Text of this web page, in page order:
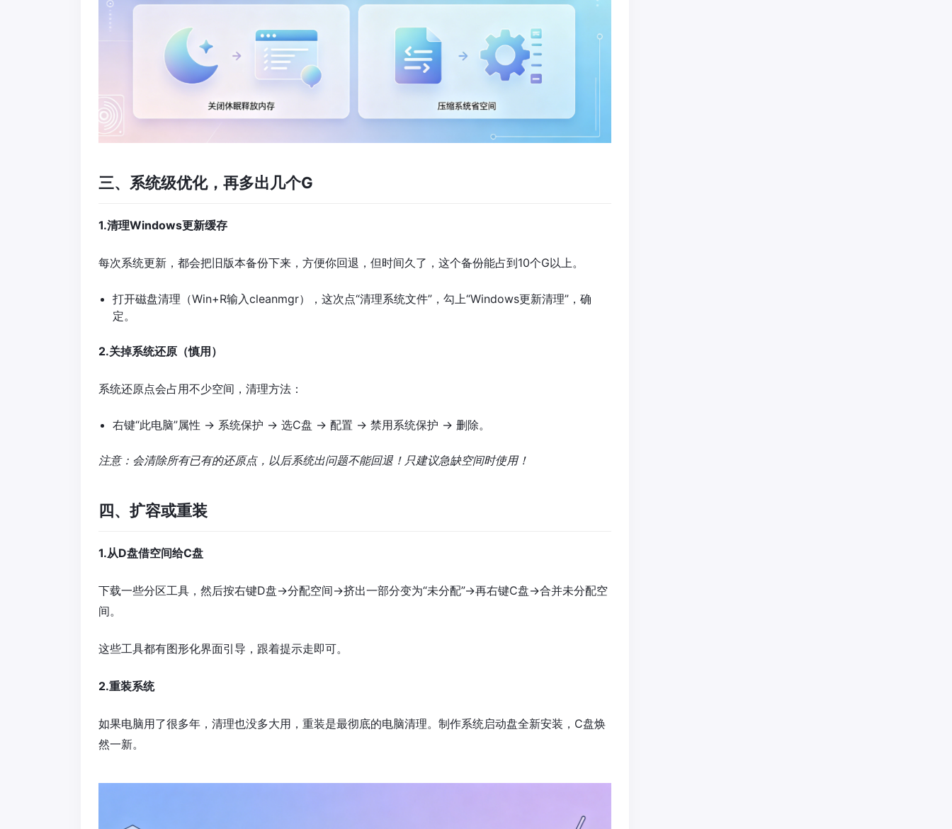
三、系统级优化，再多出几个G
1.清理Windows更新缓存
每次系统更新，都会把旧版本备份下来，方便你回退，但时间久了，这个备份能占到10个G以上。
打开磁盘清理（Win+R输入cleanmgr），这次点“清理系统文件”，勾上“Windows更新清理”，确
定。
2.关掉系统还原（慎用）
系统还原点会占用不少空间，清理方法：
右键“此电脑”属性 → 系统保护 → 选C盘 → 配置 → 禁用系统保护 → 删除。
注意：会清除所有已有的还原点，以后系统出问题不能回退！只建议急缺空间时使用！
四、扩容或重装
1.从D盘借空间给C盘
下载一些分区工具，然后按右键D盘→分配空间→挤出一部分变为“未分配”→再右键C盘→合并未分配空
间。
这些工具都有图形化界面引导，跟着提示走即可。
2.重装系统
如果电脑用了很多年，清理也没多大用，重装是最彻底的电脑清理。制作系统启动盘全新安装，C盘焕
然一新。